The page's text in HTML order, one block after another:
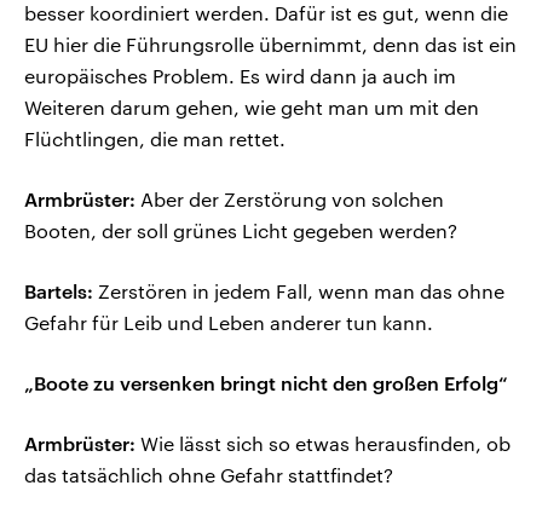
besser koordiniert werden. Dafür ist es gut, wenn die
EU hier die Führungsrolle übernimmt, denn das ist ein
europäisches Problem. Es wird dann ja auch im
Weiteren darum gehen, wie geht man um mit den
Flüchtlingen, die man rettet.
Armbrüster: Aber der Zerstörung von solchen
Booten, der soll grünes Licht gegeben werden?
Bartels: Zerstören in jedem Fall, wenn man das ohne
Gefahr für Leib und Leben anderer tun kann.
„Boote zu versenken bringt nicht den großen Erfolg“
Armbrüster: Wie lässt sich so etwas herausfinden, ob
das tatsächlich ohne Gefahr stattfindet?